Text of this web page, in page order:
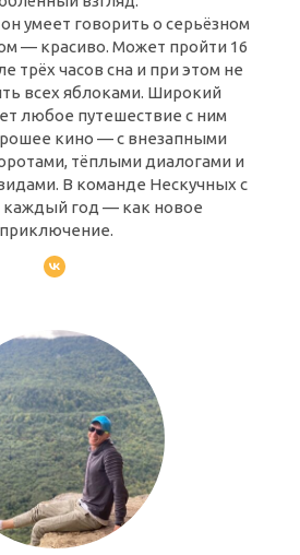
умеет говорить о серьёзном
— красиво. Может пройти 16
трёх часов сна и при этом не
всех яблоками. Широкий
любое путешествие с ним
кино — с внезапными
тёплыми диалогами и
В команде Нескучных с
каждый год — как новое
приключение.